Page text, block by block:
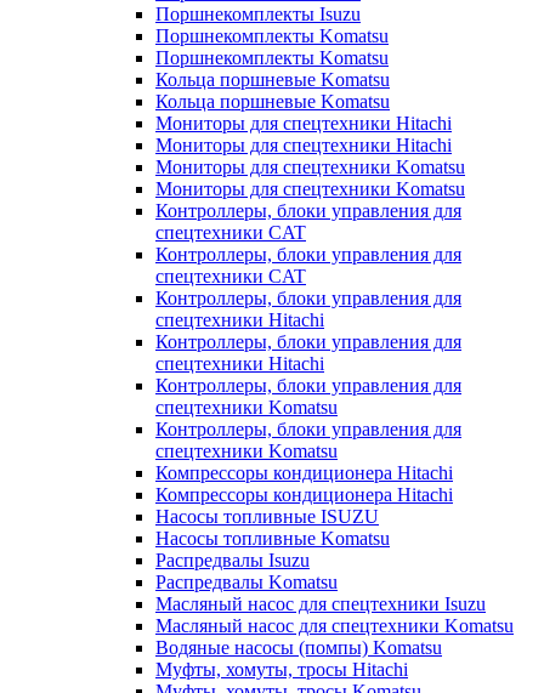
Поршнекомплекты Isuzu
Поршнекомплекты Komatsu
Поршнекомплекты Komatsu
Кольца поршневые Komatsu
Кольца поршневые Komatsu
Мониторы для спецтехники Hitachi
Мониторы для спецтехники Hitachi
Мониторы для спецтехники Komatsu
Мониторы для спецтехники Komatsu
Контроллеры, блоки управления для
спецтехники CAT
Контроллеры, блоки управления для
спецтехники CAT
Контроллеры, блоки управления для
спецтехники Hitachi
Контроллеры, блоки управления для
спецтехники Hitachi
Контроллеры, блоки управления для
спецтехники Komatsu
Контроллеры, блоки управления для
спецтехники Komatsu
Компрессоры кондиционера Hitachi
Компрессоры кондиционера Hitachi
Насосы топливные ISUZU
Насосы топливные Komatsu
Распредвалы Isuzu
Распредвалы Komatsu
Масляный насос для спецтехники Isuzu
Масляный насос для спецтехники Komatsu
Водяные насосы (помпы) Komatsu
Муфты, хомуты, тросы Hitachi